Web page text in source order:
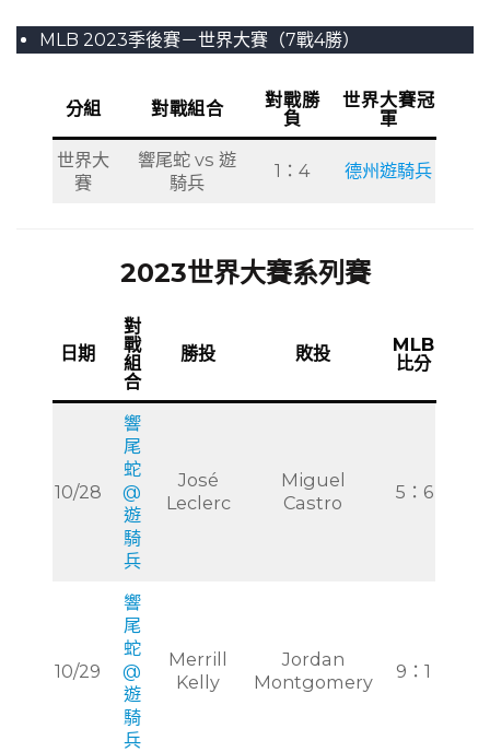
MLB 2023季後賽－世界大賽（7戰4勝）
分組 對戰組合
對戰勝
負
世界大賽冠
軍
世界大
賽
響尾蛇 vs 遊
騎兵
1：4 德州遊騎兵
2023世界大賽系列賽
日期
對
戰
組
合
勝投 敗投
MLB
比分
10/28
響
尾
蛇
@
遊
騎
兵
José
Leclerc
Miguel
Castro
5：6
10/29
響
尾
蛇
@
遊
騎
兵
Merrill
Kelly
Jordan
Montgomery
9：1